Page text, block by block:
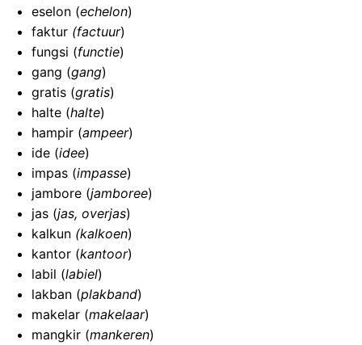
eselon (echelon)
faktur (factuur)
fungsi (functie)
gang (gang)
gratis (gratis)
halte (halte)
hampir (ampeer)
ide (idee)
impas (impasse)
jambore (jamboree)
jas (jas, overjas)
kalkun (kalkoen)
kantor (kantoor)
labil (labiel)
lakban (plakband)
makelar (makelaar)
mangkir (mankeren)